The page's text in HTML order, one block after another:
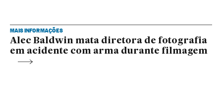
MAIS INFORMAÇÕES
Alec Baldwin mata diretora de fotografia
em acidente com arma durante filmagem